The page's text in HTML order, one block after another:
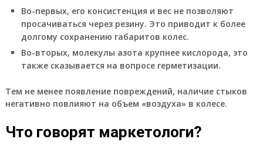
Во-первых, его консистенция и вес не позволяют
просачиваться через резину. Это приводит к более
долгому сохранению габаритов колес.
Во-вторых, молекулы азота крупнее кислорода, это
также сказывается на вопросе герметизации.
Тем не менее появление повреждений, наличие стыков
негативно повлияют на объем «воздуха» в колесе.
Что говорят маркетологи?